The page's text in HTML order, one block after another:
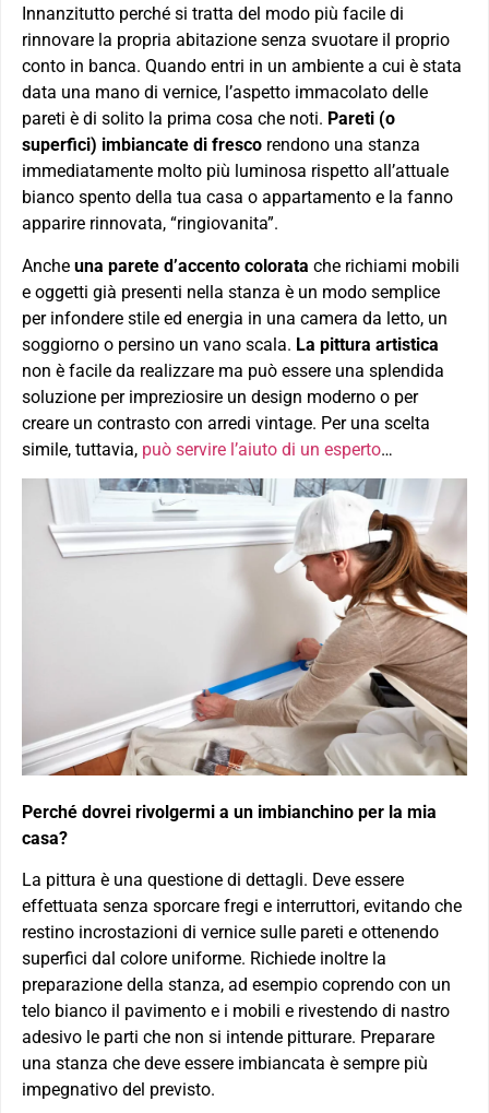
Innanzitutto perché si tratta del modo più facile di
rinnovare la propria abitazione senza svuotare il proprio
conto in banca. Quando entri in un ambiente a cui è stata
data una mano di vernice, l’aspetto immacolato delle
pareti è di solito la prima cosa che noti. Pareti (o
superfici) imbiancate di frescorendono una stanza
immediatamente molto più luminosa rispetto all’attuale
bianco spento della tua casa o appartamento e la fanno
apparire rinnovata, “ringiovanita”.
Anche una parete d’accento colorata che richiami mobili
e oggetti già presenti nella stanza è un modo semplice
per infondere stile ed energia in una camera da letto, un
soggiorno o persino un vano scala. La pittura artistica
non è facile da realizzare ma può essere una splendida
soluzione per impreziosire un design moderno o per
creare un contrasto con arredi vintage. Per una scelta
simile, tuttavia, può servire l’aiuto di un esperto…
Perché dovrei rivolgermi a un imbianchino per la mia
casa?
La pittura è una questione di dettagli. Deve essere
effettuata senza sporcare fregi e interruttori, evitando che
restino incrostazioni di vernice sulle pareti e ottenendo
superfici dal colore uniforme. Richiede inoltre la
preparazione della stanza, ad esempio coprendo con un
telo bianco il pavimento e i mobili e rivestendo di nastro
adesivo le parti che non si intende pitturare. Preparare
una stanza che deve essere imbiancata è sempre più
impegnativo del previsto.